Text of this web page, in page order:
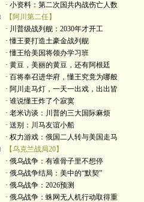
· 小资料：第二次国共内战伤亡人数
【阿川第二任】
· 川普级战列舰：2030年才开工
· 懂王要打造土豪金战列舰
· 懂王给美国将领办学习班
· 黄豆，美丽的黄豆，还有阿根廷
· 百将奉召进华府，懂王究竟为哪般
· 阿川走马灯，一天一出戏，出出皆
· 谁说懂王炸了个寂寞
· 老米访谈：川普的三大国际麻烦
· 送别：川马友谊小船
· 权力游戏：俄国二人转与美国走马
【乌克兰战局20】
· 俄乌战争：有谁骨子里不想停
· 俄乌战争结局：美中的“默契”
· 俄乌战争：2026预测
· 俄乌战争：蛛网无人机行动取得重